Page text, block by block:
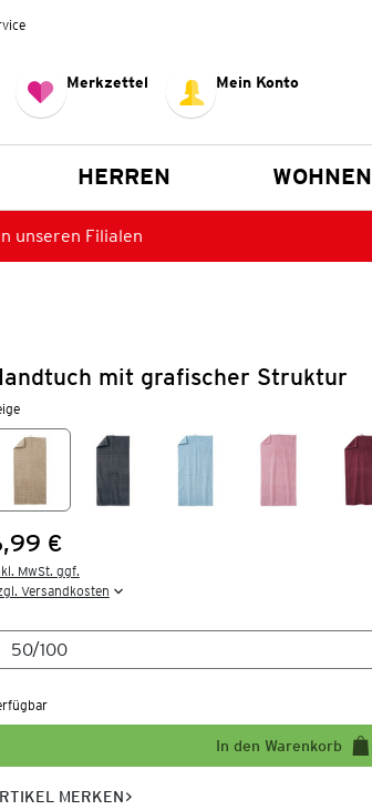
Merkzettel Mein Konto
HERREN WOHNEN
unseren Filialen
mit grafischer Struktur
€
MwSt. ggf.
Versandkosten
In den Warenkorb
MERKEN